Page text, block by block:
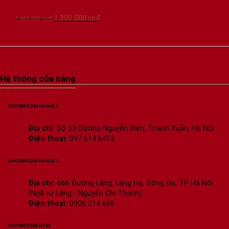
1.650.000vnđ Giá
1.650.000 vnđ.
1.300.000vnđ
là:
Hệ thống cửa hàng
SHOWROOM HÀ NỘI 1
Địa chỉ: Số 23 Đường Nguyễn Xiển, Thanh Xuân, Hà Nội
Điện thoại: 097 614 6413
SHOWROOM HÀ NỘI 2
Địa chỉ: 666 Đường Láng, Láng Hạ, Đống Đa, TP Hà Nội
(Ngã tư Láng - Nguyễn Chí Thanh)
Điện thoại: 0906 214 666
SHOWROOM HCM